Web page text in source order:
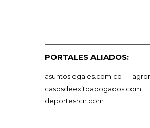
PORTALES ALIADOS:
asuntoslegales.com.co
casosdeexitoabogados.com
deportesrcn.com